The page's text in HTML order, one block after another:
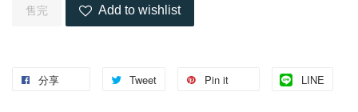
售完 Add to wishlist
分享 Tweet Pin it LINE